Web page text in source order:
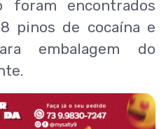
foram encontrados
pinos de cocaína e
embalagem do